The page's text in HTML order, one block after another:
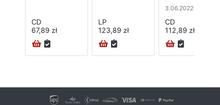
CD
67,89 zł
LP
123,89 zł
3.06.2022
CD
112,89 zł